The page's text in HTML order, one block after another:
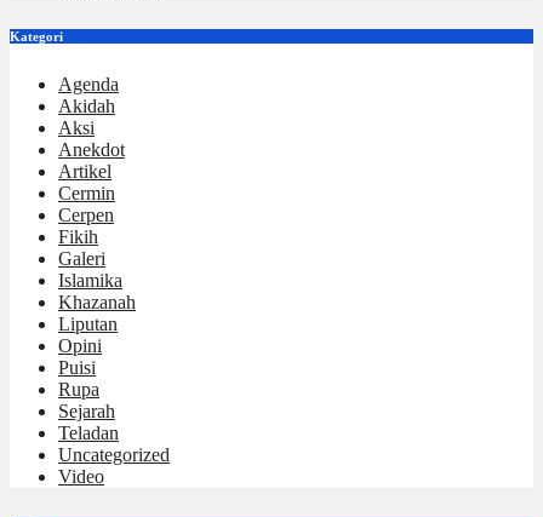
Kategori
Agenda
Akidah
Aksi
Anekdot
Artikel
Cermin
Cerpen
Fikih
Galeri
Islamika
Khazanah
Liputan
Opini
Puisi
Rupa
Sejarah
Teladan
Uncategorized
Video